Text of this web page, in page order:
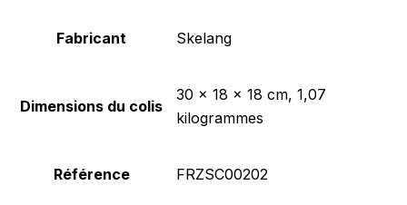
Fabricant ‎Skelang
Dimensions du colis
‎30 x 18 x 18 cm, 1,07
kilogrammes
Référence ‎FRZSC00202